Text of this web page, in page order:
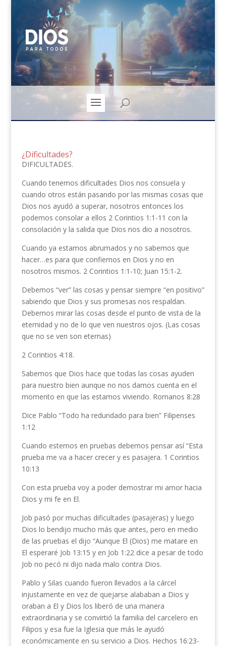
¿Dificultades?
DIFICULTADES.
Cuando tenemos dificultades Dios nos consuela y
cuando otros están pasando por las mismas cosas que
Dios nos ayudó a superar, nosotros entonces los
podemos consolar a ellos 2 Corintios 1:1-11 con la
consolación y la salida que Dios nos dio a nosotros.
Cuando ya estamos abrumados y no sabemos que
hacer…es para que confiemos en Dios y no en
nosotros mismos. 2 Corintios 1:1-10; Juan 15:1-2.
Debemos “ver” las cosas y pensar siempre “en positivo”
sabiendo que Dios y sus promesas nos respaldan.
Debemos mirar las cosas desde el punto de vista de la
eternidad y no de lo que ven nuestros ojos. (Las cosas
que no se ven son eternas)
2 Corintios 4:18.
Sabemos que Dios hace que todas las cosas ayuden
para nuestro bien aunque no nos damos cuenta en el
momento en que las estamos viviendo. Romanos 8:28
Dice Pablo “Todo ha redundado para bien” Filipenses
1:12
Cuando estemos en pruebas debemos pensar así “Esta
prueba me va a hacer crecer y es pasajera. 1 Corintios
10:13
Con esta prueba voy a poder demostrar mi amor hacia
Dios y mi fe en El.
Job pasó por muchas dificultades (pasajeras) y luego
Dios lo bendijo mucho más que antes, pero en medio
de las pruebas el dijo “Aunque El (Dios) me matare en
El esperaré Job 13:15 y en Job 1:22 dice a pesar de todo
Job no pecó ni dijo nada malo contra Dios.
Pablo y Silas cuando fueron llevados a la cárcel
injustamente en vez de quejarse alababan a Dios y
oraban a El y Dios los liberó de una manera
extraordinaria y se convirtió la familia del carcelero en
Filipos y esa fue la Iglesia que más le ayudó
económicamente en su servicio a Dios. Hechos 16:23-